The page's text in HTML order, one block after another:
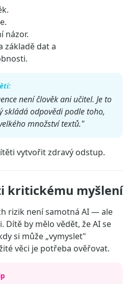
názor.
základě dat a
není člověk ani učitel. Je to
skládá odpovědi podle toho,
množství textů."
vytvořit zdravý odstup.
kritickému myšlení
rizik není samotná AI — ale
Dítě by mělo vědět, že AI se
si může „vymyslet"
věci je potřeba ověřovat.